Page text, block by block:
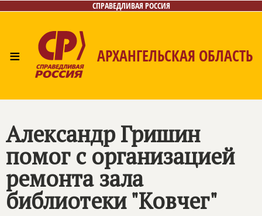
СПРАВЕДЛИВАЯ РОССИЯ
≡ АРХАНГЕЛЬСКАЯ ОБЛАСТЬ
Контакты
Александр Гришин
помог с организацией
ремонта зала
библиотеки "Ковчег"